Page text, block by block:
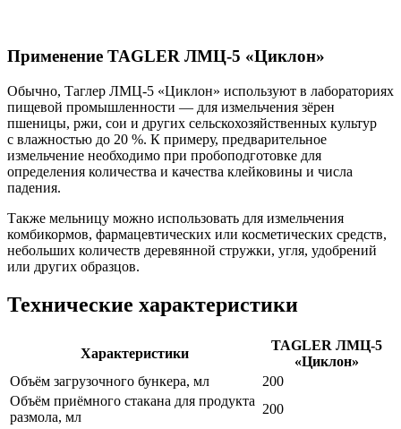
Применение TAGLER ЛМЦ-5 «Циклон»
Обычно, Таглер ЛМЦ-5 «Циклон» используют в лабораториях
пищевой промышленности — для измельчения зёрен
пшеницы, ржи, сои и других сельскохозяйственных культур
с влажностью до 20 %. К примеру, предварительное
измельчение необходимо при пробоподготовке для
определения количества и качества клейковины и числа
падения.
Также мельницу можно использовать для измельчения
комбикормов, фармацевтических или косметических средств,
небольших количеств деревянной стружки, угля, удобрений
или других образцов.
Технические характеристики
Характеристики
TAGLER ЛМЦ-5
«Циклон»
Объём загрузочного бункера, мл
200
Объём приёмного стакана для продукта
размола, мл
200